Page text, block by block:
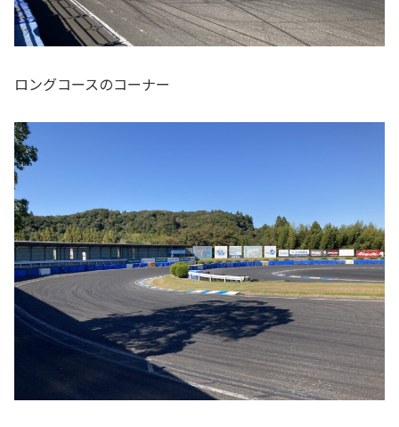
ロングコースのコーナー